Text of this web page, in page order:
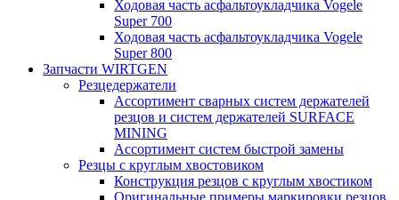
Ходовая часть асфальтоукладчика Vogele
Super 700
Ходовая часть асфальтоукладчика Vogele
Super 800
Запчасти WIRTGEN
Резцедержатели
Ассортимент сварных систем держателей
резцов и систем держателей SURFACE
MINING
Ассортимент систем быстрой замены
Резцы с круглым хвостовиком
Конструкция резцов с круглым хвостиком
Оригинальные примеры маркировки резцов